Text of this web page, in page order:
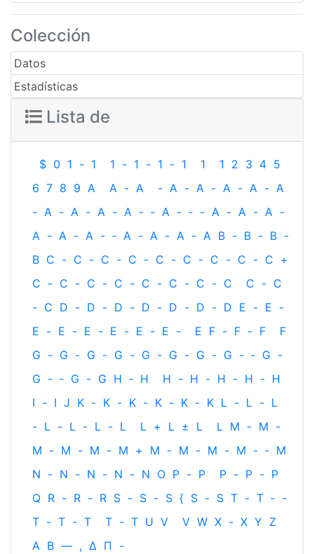
Colección
Datos
Estadísticas
Lista de
$ 0 1 - 1 1 - 1 - 1 - 1 1 1 2 3 4 5
6 7 8 9 A A - A - A - A - A - A - A
- A - A - A - A - ‐ A - ‐ - A - A - A -
A - A - A - ‐ A - A - A - A B - B - B -
B C - C - C - C - C - C - C - C - C +
C - C - C - C - C - C - C - C C - C
- C D - D - D - D - D - D - D E - E -
E - E - E - E - E - E - E F - F - F
F
G - G - G - G - G - G - G - G - ‐ G -
G - ‐ G - G H ‐ H H - H - H - H - H
I - I J K - K - K - K - K - K L - L - L
- L - L - L - L L + L ± L L M - M -
M - M - M - M + M - M - M - M - ‐ M
N - N - N - N - N O P - P P - P - P
Q R - R - R S - S - S { S - S T - T ‐ -
T - T - T T - T U V V W X - X Y Z
Α Β — , Δ Π -